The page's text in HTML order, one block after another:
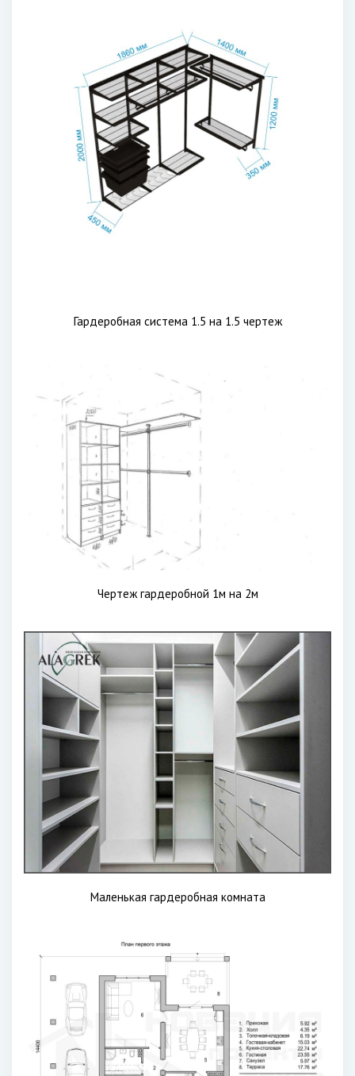
Гардеробная система 1.5 на 1.5 чертеж
Чертеж гардеробной 1м на 2м
Маленькая гардеробная комната